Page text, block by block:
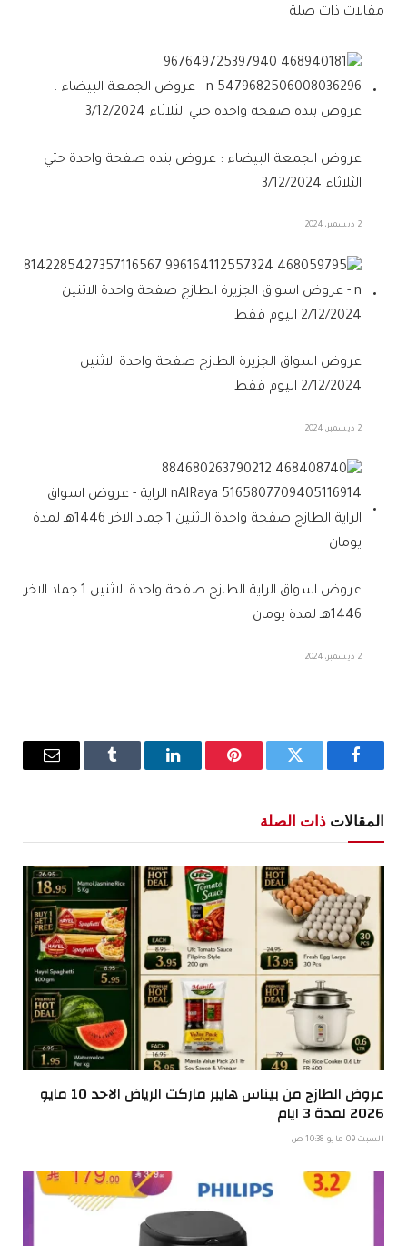
مقالات ذات صلة
عروض الجمعة البيضاء : عروض بنده صفحة واحدة حتي
الثلاثاء 3/12/2024
2 ديسمبر، 2024
عروض اسواق الجزيرة الطازج صفحة واحدة الاثنين
2/12/2024 اليوم فقط
2 ديسمبر، 2024
عروض اسواق الراية الطازج صفحة واحدة الاثنين 1 جماد الاخر
1446هـ لمدة يومان
2 ديسمبر، 2024
فيسبوك تويتر بينتيريستلينكدإن Tumblr
البريد
المقالات ذات الصلة
عروض الطازج من بيناس هايبر ماركت الرياض الاحد 10 مايو
2026 لمدة 3 ايام
السبت 09 مايو 10:38 ص